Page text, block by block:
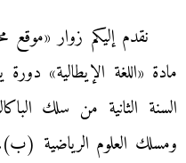
نقدم إليكم زوار «موقع
السنة الثانية من سلك
ومسلك العلوم الرياضية